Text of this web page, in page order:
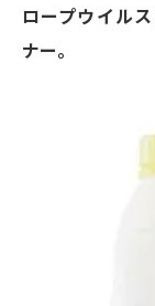
ロープウイル
ナー。